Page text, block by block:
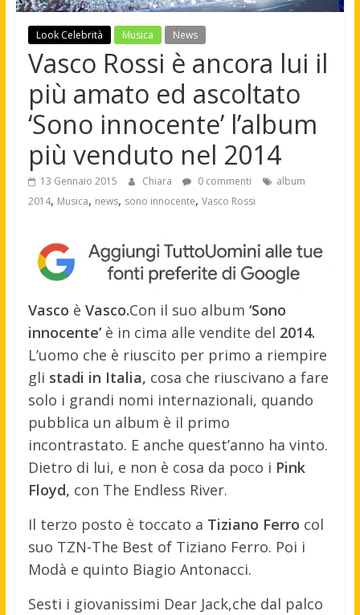
Look Celebrità Musica News
Vasco Rossi è ancora lui il
più amato ed ascoltato
‘Sono innocente’ l’album
più venduto nel 2014
13 Gennaio 2015 Chiara 0 commenti
album
2014, Musica, news, sono innocente, Vasco Rossi
Vasco è Vasco.Con il suo album ‘Sono
innocente’è in cima alle vendite del 2014.
L’uomo che è riuscito per primo a riempire
gli stadi in Italia, cosa che riuscivano a fare
solo i grandi nomi internazionali, quando
pubblica un album è il primo
incontrastato. E anche quest’anno ha vinto.
Dietro di lui, e non è cosa da poco i Pink
Floyd, con The Endless River.
Il terzo posto è toccato a Tiziano Ferro col
suo TZN-The Best of Tiziano Ferro. Poi i
Modà e quinto Biagio Antonacci.
Sesti i giovanissimi Dear Jack,che dal palco